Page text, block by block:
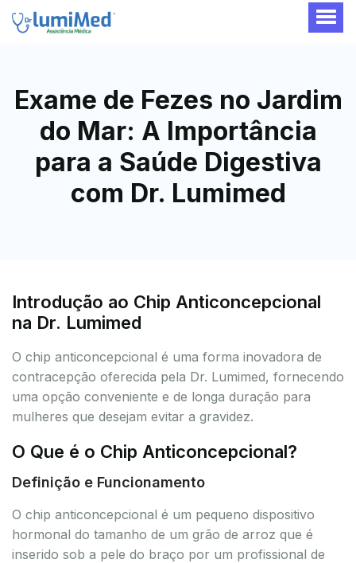
Exame de Fezes no Jardim
do Mar: A Importância
para a Saúde Digestiva
com Dr. Lumimed
Introdução ao Chip Anticoncepcional
na Dr. Lumimed
O chip anticoncepcional é uma forma inovadora de
contracepção oferecida pela Dr. Lumimed, fornecendo
uma opção conveniente e de longa duração para
mulheres que desejam evitar a gravidez.
O Que é o Chip Anticoncepcional?
Definição e Funcionamento
O chip anticoncepcional é um pequeno dispositivo
hormonal do tamanho de um grão de arroz que é
inserido sob a pele do braço por um profissional de